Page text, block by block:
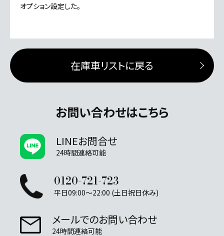
オプション設定した。
在庫車リストに戻る
お問い合わせはこちら
LINEお問合せ
24時間連絡可能
0120-721-723
平日09:00～22:00 (土日祝日休み)
メールでのお問い合わせ
24時間連絡可能